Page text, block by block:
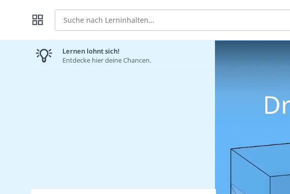
Suche
Lernen lohnt sich!
Entdecke hier deine Chancen.